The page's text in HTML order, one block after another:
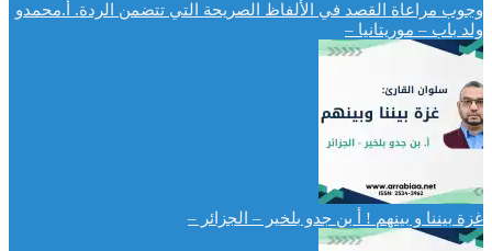
وجوب مراعاة القصد في الألفاظ الصريحة التي تتضمن الردة. أ.محمدو
ولد باب – موريتانيا –
غزة بيننا و بينهم ! أ بن جدو بلخير – الجزائر –